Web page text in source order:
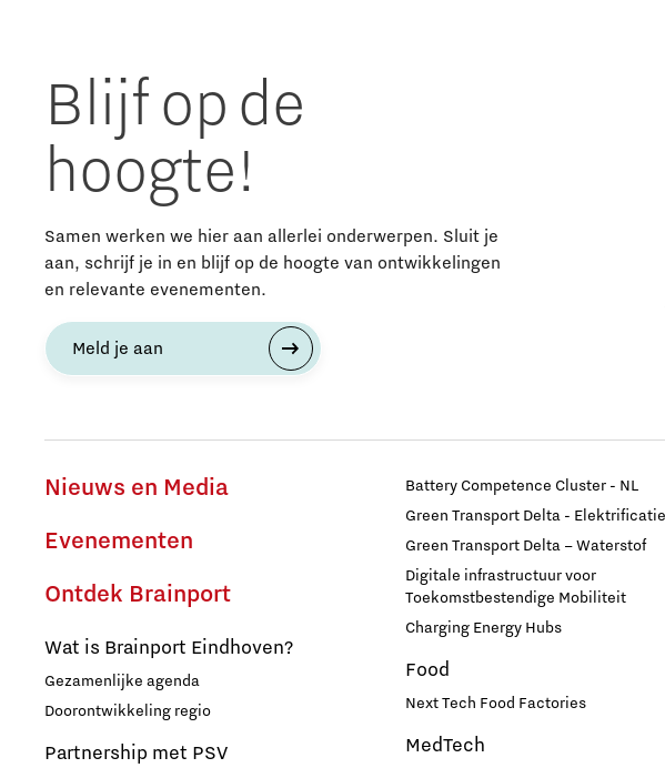
Blijf op de
hoogte!
Samen werken we hier aan allerlei onderwerpen. Sluit je
aan, schrijf je in en blijf op de hoogte van ontwikkelingen
en relevante evenementen.
Meld je aan
Nieuws en Media
Evenementen
Ontdek Brainport
Wat is Brainport Eindhoven?
Gezamenlijke agenda
Doorontwikkeling regio
Partnership met PSV
Battery Competence Cluster - NL
Green Transport Delta - Elektrificatie
Green Transport Delta – Waterstof
Digitale infrastructuur voor
Toekomstbestendige Mobiliteit
Charging Energy Hubs
Food
Next Tech Food Factories
MedTech